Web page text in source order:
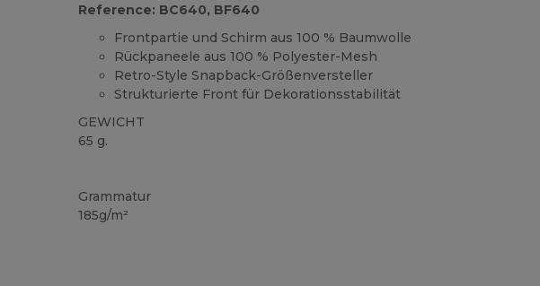
Reference: BC640, BF640
Frontpartie und Schirm aus 100 % Baumwolle
Rückpaneele aus 100 % Polyester-Mesh
Retro-Style Snapback-Größenversteller
Strukturierte Front für Dekorationsstabilität
GEWICHT
65 g.
Grammatur
185g/m²